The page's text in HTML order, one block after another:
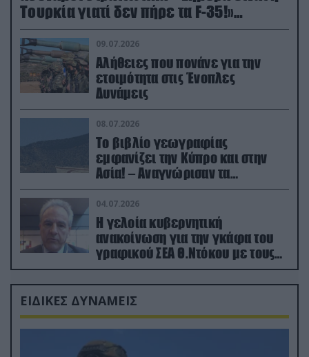
Τουρκία γιατί δεν πήρε τα F-35!»
(βίντεο)
09.07.2026
Αλήθειες που πονάνε για την
ετοιμότητα στις Ένοπλες
Δυνάμεις
08.07.2026
Το βιβλίο γεωγραφίας
εμφανίζει την Κύπρο και στην
Ασία! – Αναγνώρισαν τα
κατεχόμενα; (φωτο)
04.07.2026
Η γελοία κυβερνητική
ανακοίνωση για την γκάφα του
γραφικού ΣΕΑ Θ.Ντόκου με τους
Ρώσους φαρσέρ
ΕΙΔΙΚΕΣ ΔΥΝΑΜΕΙΣ